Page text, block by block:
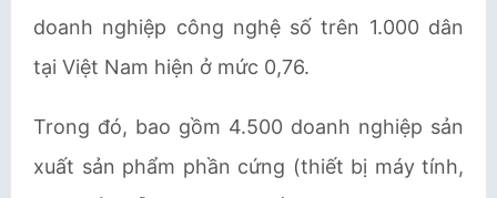
doanh nghiệp công nghệ số trên 1.000 dân
tại Việt Nam hiện ở mức 0,76.
Trong đó, bao gồm 4.500 doanh nghiệp sản
xuất sản phẩm phần cứng (thiết bị máy tính,